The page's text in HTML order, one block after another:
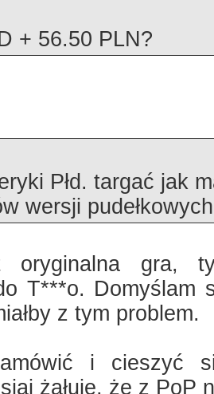
+ 56.50 PLN?
Płd. targać jak
wersji
gra,
T***o. Domyślam
z tym problem.
i cieszyć
żałuję, że z PoP